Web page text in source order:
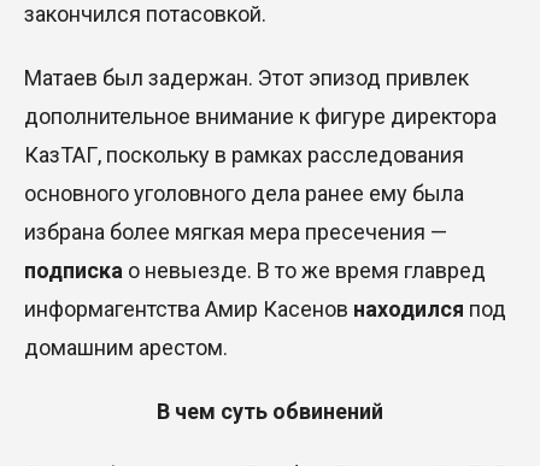
закончился потасовкой.
Матаев был задержан. Этот эпизод привлек
дополнительное внимание к фигуре директора
КазТАГ, поскольку в рамках расследования
основного уголовного дела ранее ему была
избрана более мягкая мера пресечения —
подписка о невыезде. В то же время главред
информагентства Амир Касенов находился под
домашним арестом.
В чем суть обвинений